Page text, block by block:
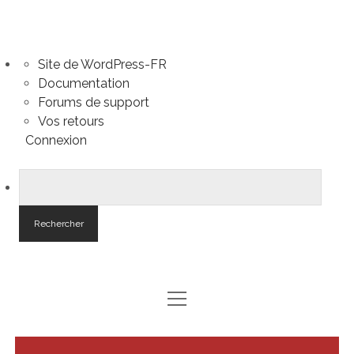
À
propos
de
WordPress
Site de WordPress-FR
Documentation
Forums de support
Vos retours
Connexion
ACCUEIL
PACOTILLE
ouvrir
menu